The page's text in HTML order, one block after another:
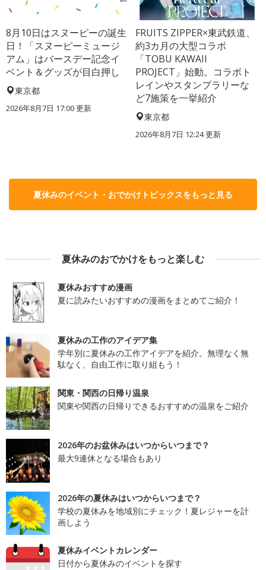
8月10日はスヌーピーの誕生
日！「スヌーピーミュージ
アム」はバースデー記念イ
ベント＆グッズが目白押し
東京都
2026年8月7日 17:00更新
FRUITS ZIPPER×東武鉄道、
約3カ月の大型コラボ
「TOBU KAWAII
PROJECT」始動。コラボト
レインやスタンプラリーな
ど7施策を一挙紹介
東京都
2026年8月7日 12:24更新
夏休みのイベント・おでかけトピックスをもっと見る
夏休みのおでかけをもっと楽しむ
夏休みおすすめ漫画
夏に読みたいおすすめの漫画をまとめてご紹介！
夏休みの工作のアイデア集
学年別に夏休みの工作アイデアを紹介。無理なく無
駄なく、自由工作に取り組もう！
関東・関西の日帰り温泉
関東や関西の日帰りできるおすすめの温泉をご紹介
2026年のお盆休みはいつからいつまで？
最大9連休となる場合もあり
2026年の夏休みはいつからいつまで？
学校の夏休みを地域別にチェック！夏レジャーを計
画しよう
夏休みイベントカレンダー
日付から夏休みのイベントを探す